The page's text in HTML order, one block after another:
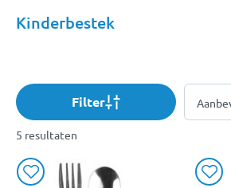
Kinderbestek
Filter
5 resultaten